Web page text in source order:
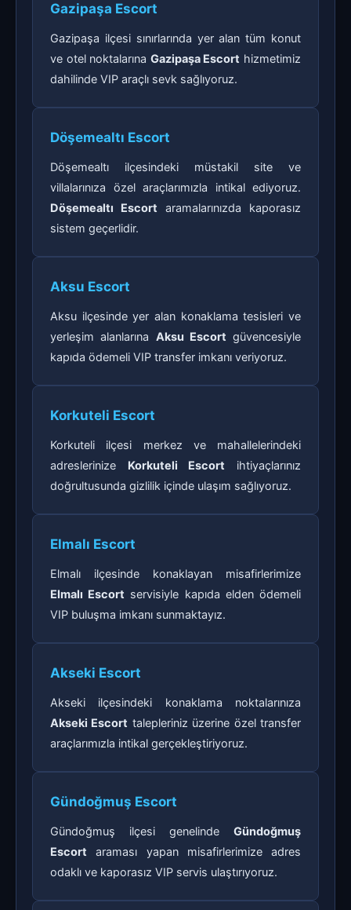
Gazipaşa Escort
Gazipaşa ilçesi sınırlarında yer alan tüm konut
ve otel noktalarına Gazipaşa Escort hizmetimiz
dahilinde VIP araçlı sevk sağlıyoruz.
Döşemealtı Escort
Döşemealtı ilçesindeki müstakil site ve
villalarınıza özel araçlarımızla intikal ediyoruz.
Döşemealtı Escort aramalarınızda kaporasız
sistem geçerlidir.
Aksu Escort
Aksu ilçesinde yer alan konaklama tesisleri ve
yerleşim alanlarına Aksu Escort güvencesiyle
kapıda ödemeli VIP transfer imkanı veriyoruz.
Korkuteli Escort
Korkuteli ilçesi merkez ve mahallelerindeki
adreslerinize Korkuteli Escort ihtiyaçlarınız
doğrultusunda gizlilik içinde ulaşım sağlıyoruz.
Elmalı Escort
Elmalı ilçesinde konaklayan misafirlerimize
Elmalı Escort servisiyle kapıda elden ödemeli
VIP buluşma imkanı sunmaktayız.
Akseki Escort
Akseki ilçesindeki konaklama noktalarınıza
Akseki Escort talepleriniz üzerine özel transfer
araçlarımızla intikal gerçekleştiriyoruz.
Gündoğmuş Escort
Gündoğmuş ilçesi genelinde Gündoğmuş
Escort araması yapan misafirlerimize adres
odaklı ve kaporasız VIP servis ulaştırıyoruz.